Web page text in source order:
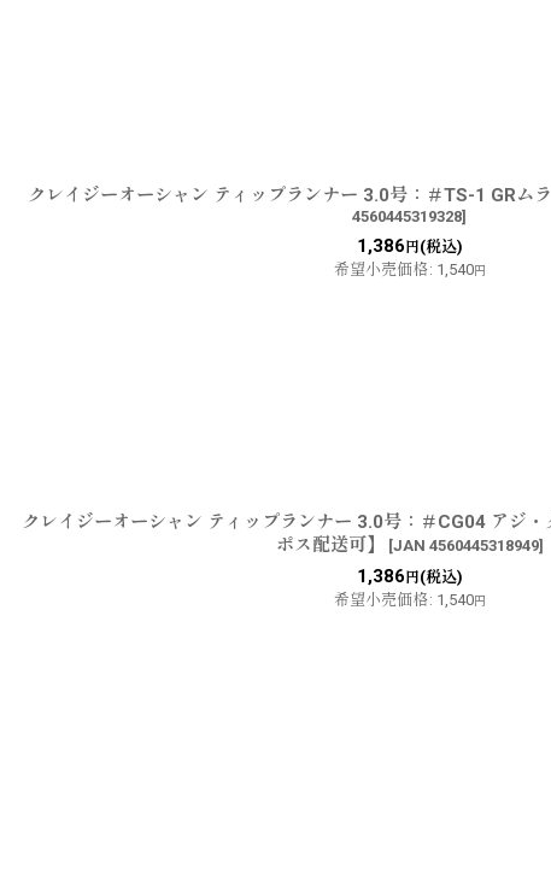
クレイジーオーシャン ティップランナー 3.0号：＃TS-1 GRム
4560445319328]
1,386 円(税込)
希望小売価格: 1,540円
クレイジーオーシャン ティップランナー 3.0号：＃CG04 アジ
ポス配送可】
[JAN 4560445318949]
1,386 円(税込)
希望小売価格: 1,540円